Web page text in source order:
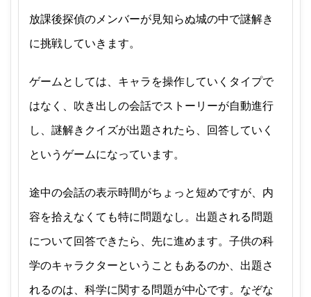
放課後探偵のメンバーが見知らぬ城の中で謎解き
に挑戦していきます。
ゲームとしては、キャラを操作していくタイプで
はなく、吹き出しの会話でストーリーが自動進行
し、謎解きクイズが出題されたら、回答していく
というゲームになっています。
途中の会話の表示時間がちょっと短めですが、内
容を拾えなくても特に問題なし。出題される問題
について回答できたら、先に進めます。子供の科
学のキャラクターということもあるのか、出題さ
れるのは、科学に関する問題が中心です。なぞな